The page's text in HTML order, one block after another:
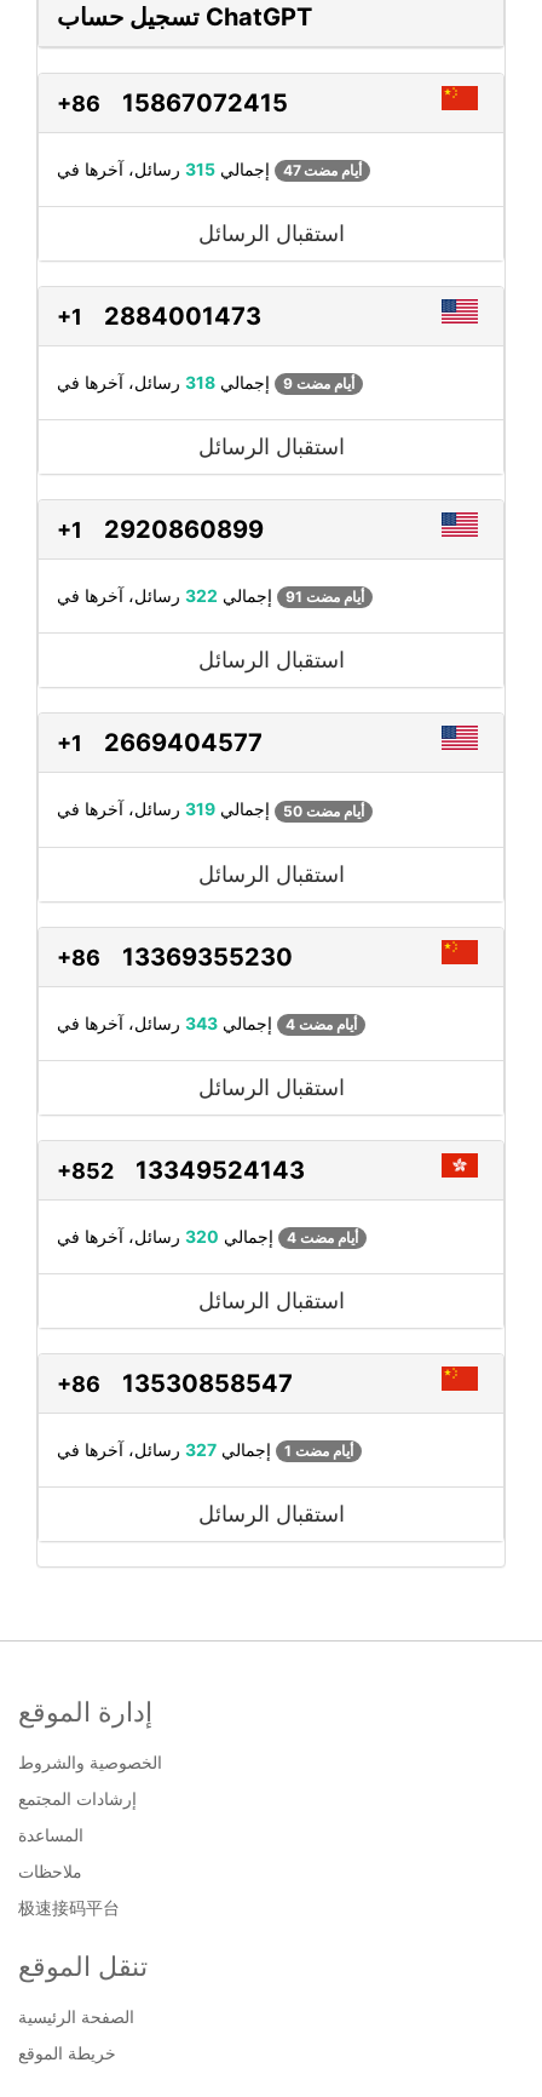
تسجيل حساب ChatGPT
+86 15867072415
إجمالي 315 47 أيام مضت
استقبال الرسائل
+1 2884001473
إجمالي 318 9 أيام مضت
استقبال الرسائل
+1 2920860899
إجمالي 322 91 أيام مضت
استقبال الرسائل
+1 2669404577
إجمالي 319 50 أيام مضت
استقبال الرسائل
+86 13369355230
إجمالي 343 4 أيام مضت
استقبال الرسائل
+852 13349524143
إجمالي 320 4 أيام مضت
استقبال الرسائل
+86 13530858547
إجمالي 327 1 أيام مضت
استقبال الرسائل
إدارة الموقع
الخصوصية والشروط
إرشادات المجتمع
المساعدة
ملاحظات
极速接码平台
تنقل الموقع
الصفحة الرئيسية
خريطة الموقع